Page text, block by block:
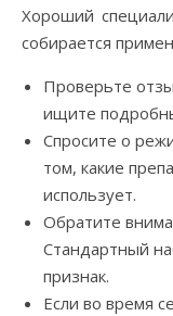
Хороший
собирается
Проверьте
ищите
Спросите о
том, какие
использует.
Обратите
Стандартный
признак.
Если во время